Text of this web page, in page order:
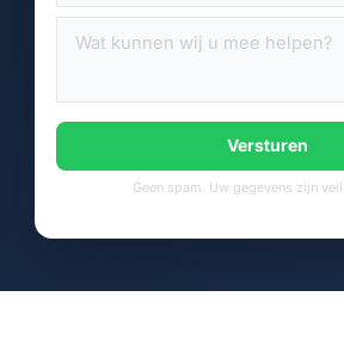
Versturen
Geen spam. Uw gegevens zijn